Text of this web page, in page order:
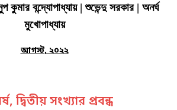
বন্দ্যোপাধ্যায় | শুভেন্দু সরকার | অনর্ঘ
মুখোপাধ্যায়
আগস্ট, ২০২২
দ্বিতীয় সংখ্যার প্রবন্ধ